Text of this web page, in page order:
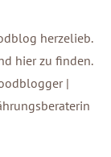
herzelieb.
hier zu finden.
|